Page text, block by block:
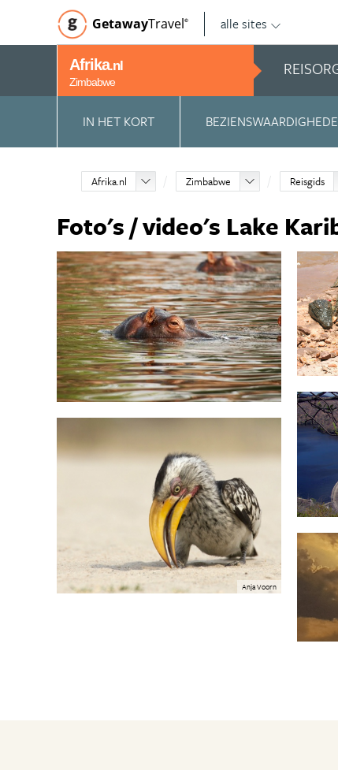
GetawayTravel© alle sites
Afrika.nl
Zimbabwe
IN HET KORT
Afrika.nl Zimbabwe Reisgids
Foto's / video's Lake
Anja Voorn